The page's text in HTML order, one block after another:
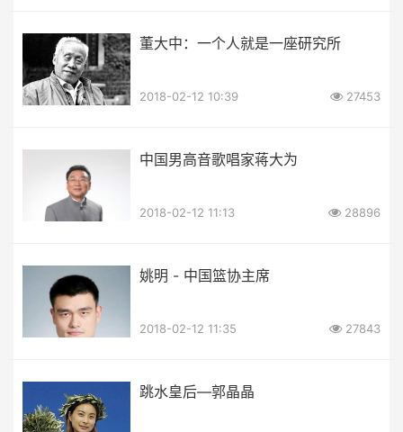
董大中：一个人就是一座研究所
2018-02-12 10:39 27453
中国男高音歌唱家蒋大为
2018-02-12 11:13 28896
姚明 - 中国篮协主席
2018-02-12 11:35 27843
跳水皇后—郭晶晶